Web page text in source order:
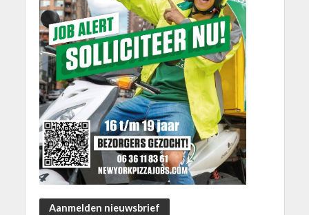
Aanmelden nieuwsbrief